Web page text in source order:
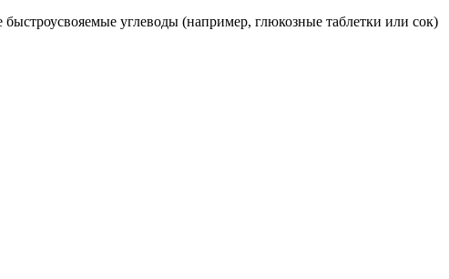
углеводы (например, глюкозные таблетки или сок)